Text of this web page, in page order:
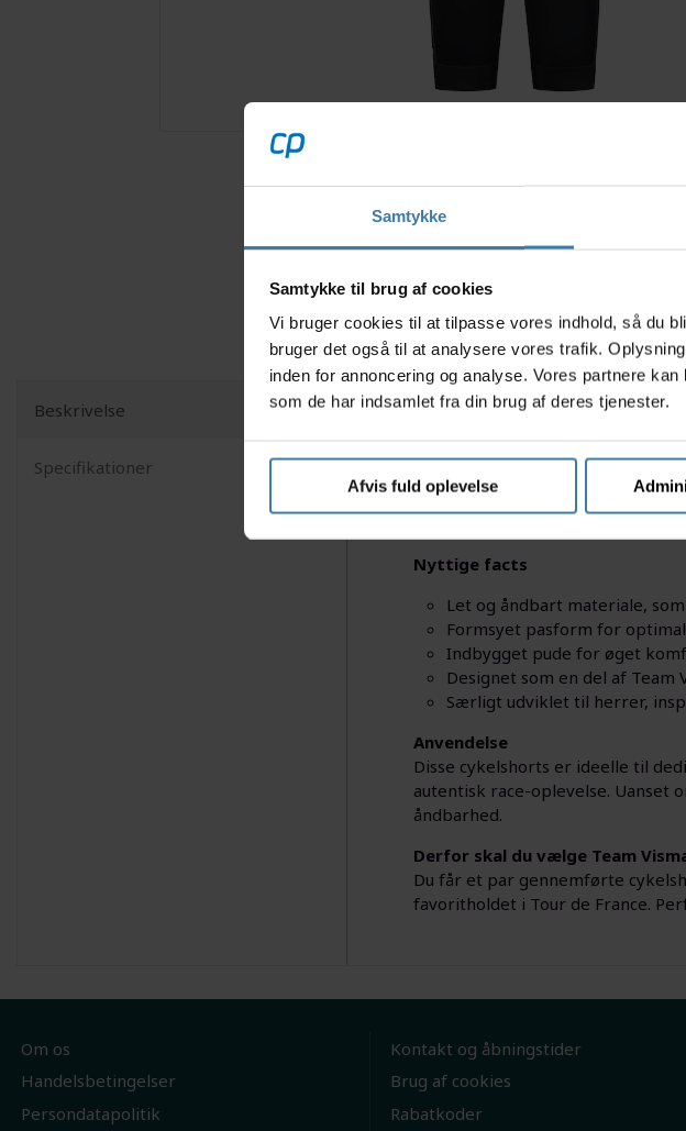
Samtykke
Samtykke til brug af cookies
Vi bruger cookies til at tilpasse vores indhold, så du
bruger det også til at analysere vores trafik.
inden for annoncering og analyse. Vores partnere
som de har indsamlet fra din brug af deres tjenester.
Afvis fuld oplevelse
Beskrivelse
Specifikationer
Oplev en autentisk race-følelse
cykelshorts til herrer er
både komfort og præstation i
lange ture. Den integrerede
Nyttige facts
Let og åndbart materiale,
Formsyet pasform for
Indbygget pude for øget
Designet som en del af Team
Særligt udviklet til herrer,
Anvendelse
Disse cykelshorts er ideelle til
autentisk race-oplevelse.
åndbarhed.
Derfor skal du vælge Team
Du får et par gennemførte
favoritholdet i Tour de France.
Om os
Handelsbetingelser
Persondatapolitik
Kontakt og åbningstider
Brug af cookies
Rabatkoder